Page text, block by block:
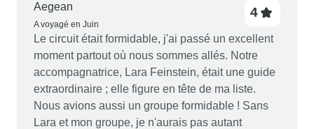
Aegean
A voyagé en Juin
4
Le circuit était formidable, j'ai passé un excellent
moment partout où nous sommes allés. Notre
accompagnatrice, Lara Feinstein, était une guide
extraordinaire ; elle figure en tête de ma liste.
Nous avions aussi un groupe formidable ! Sans
Lara et mon groupe, je n'aurais pas autant